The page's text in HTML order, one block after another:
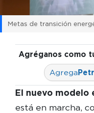
Metas de transición
Agréganos como
Agrega
El nuevo modelo
está en marcha,